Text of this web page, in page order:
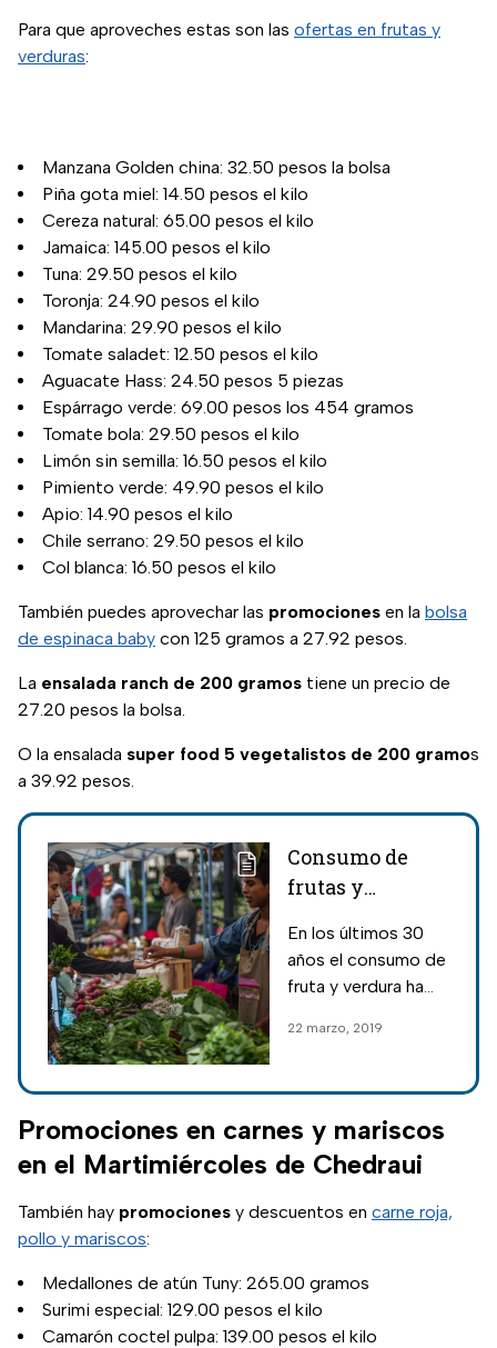
Para que aproveches estas son las ofertas en frutas y
verduras:
Manzana Golden china: 32.50 pesos la bolsa
Piña gota miel: 14.50 pesos el kilo
Cereza natural: 65.00 pesos el kilo
Jamaica: 145.00 pesos el kilo
Tuna: 29.50 pesos el kilo
Toronja: 24.90 pesos el kilo
Mandarina: 29.90 pesos el kilo
Tomate saladet: 12.50 pesos el kilo
Aguacate Hass: 24.50 pesos 5 piezas
Espárrago verde: 69.00 pesos los 454 gramos
Tomate bola: 29.50 pesos el kilo
Limón sin semilla: 16.50 pesos el kilo
Pimiento verde: 49.90 pesos el kilo
Apio: 14.90 pesos el kilo
Chile serrano: 29.50 pesos el kilo
Col blanca: 16.50 pesos el kilo
También puedes aprovechar las promociones en la bolsa
de espinaca baby con 125 gramos a 27.92 pesos.
La ensalada ranch de 200 gramos tiene un precio de
27.20 pesos la bolsa.
O la ensalada super food 5 vegetalistos de 200 gramos
a 39.92 pesos.
Consumo de
frutas y
30%: UNAM
En los últimos 30
años el consumo de
fruta y verdura ha
México a causa del
y la apertura de
autoservicio.
22 marzo, 2019
Promociones en carnes y mariscos
en el Martimiércoles de Chedraui
También hay promociones y descuentos en carne roja,
pollo y mariscos:
Medallones de atún Tuny: 265.00 gramos
Surimi especial: 129.00 pesos el kilo
Camarón coctel pulpa: 139.00 pesos el kilo